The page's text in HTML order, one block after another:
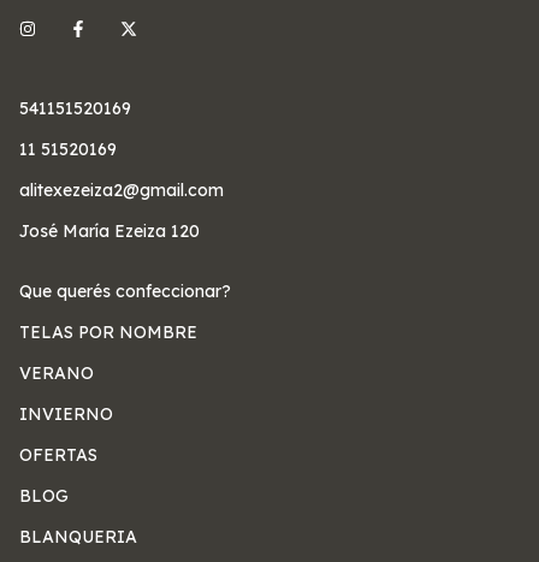
541151520169
11 51520169
alitexezeiza2@gmail.com
José María Ezeiza 120
Que querés confeccionar?
TELAS POR NOMBRE
VERANO
INVIERNO
OFERTAS
BLOG
BLANQUERIA